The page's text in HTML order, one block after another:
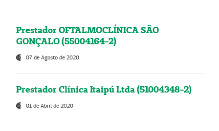
Prestador OFTALMOCLÍNICA SÃO
GONÇALO (55004164-2)
07 de Agosto de 2020
Prestador Clínica Itaipú Ltda (51004348-2)
01 de Abril de 2020